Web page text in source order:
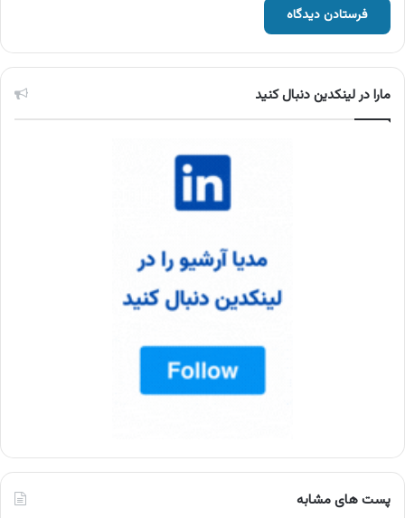
مارا در لینکدین دنبال کنید
پست های مشابه